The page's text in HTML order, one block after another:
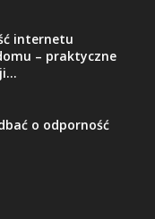
internetu
– praktyczne
o odporność